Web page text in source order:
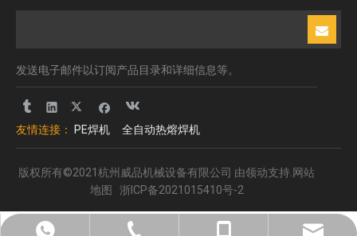
发送电子邮件以订阅产品目录和详细信息等。
友情连接： PE焊机 全自动热熔焊机
版权所有©2021杭州威品机械设备有限公司 由领动支持. 网站
地图
浙ICP备2021015410号-2